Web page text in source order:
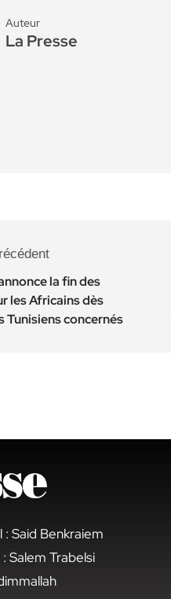
Auteur
La Presse
la fin des
les Africains dès
Tunisiens concernés
Said Benkraiem
Salem Trabelsi